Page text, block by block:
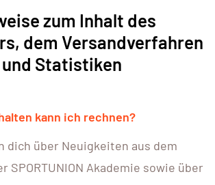
zum Inhalt des
dem Versandverfahren
und Statistiken
kann ich rechnen?
dich über Neuigkeiten aus dem
SPORTUNION Akademie sowie über